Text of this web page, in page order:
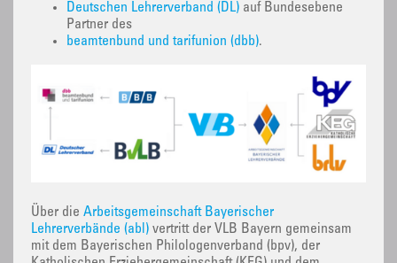
Deutschen Lehrerverband (DL) auf Bundesebene
Partner des
beamtenbund und tarifunion (dbb).
Über die Arbeitsgemeinschaft Bayerischer
Lehrerverbände (abl) vertritt der VLB Bayern gemeinsam
mit dem Bayerischen Philologenverband (bpv), der